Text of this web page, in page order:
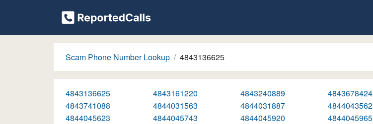
Scam Phone Number Lookup 4843136625
4843136625 4843161220 4843240889
4843678424
4843741088
4844031563 4844031887
4844043562
4844045623
4844045743 4844045920
4844045965